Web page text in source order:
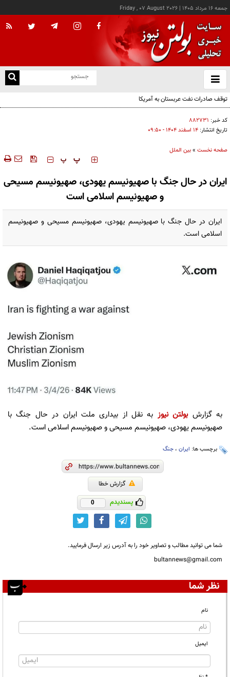
جمعه ۱۶ مرداد ۱۴۰۵ |
Friday , 07 August 2026
باز
و
توقف صادرات نفت عربستان به آمریکا
کد خبر: ۸۸۲۷۳۱
تاریخ انتشار: ۱۴ اسفند ۱۴۰۴ - ۰۹:۵۰
صفحه نخست »بین الملل
‍‍‍ پ پ
ایران در حال جنگ با صهیونیسم یهودی، صهیونیسم مسیحی
و صهیونیسم اسلامی است
ایران در حال جنگ با صهیونیسم یهودی، صهیونیسم مسیحی و صهیونیسم
اسلامی است.
به گزارشبولتن نیوز به نقل از بیداری ملت ایران در حال جنگ با
صهیونیسم یهودی، صهیونیسم مسیحی و صهیونیسم اسلامی است.
برچسب ها: ایران ، جنگ
گزارش خطا
پسندیدم 0
شما می توانید مطالب و تصاویر خود را به آدرس زیر ارسال فرمایید.
bultannews@gmail.com
نظر شما
نام
ایمیل